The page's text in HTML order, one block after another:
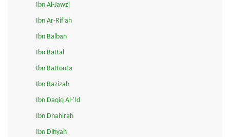
Ibn Al-Jawzi
Ibn Ar-Rif'ah
Ibn Balban
Ibn Battal
Ibn Battouta
Ibn Bazizah
Ibn Daqiq Al-'Id
Ibn Dhahirah
Ibn Dihyah